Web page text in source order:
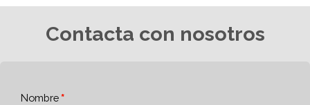
Contacta con nosotros
Nombre